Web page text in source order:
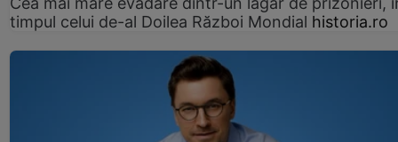
timpul celui de-al Doilea Război Mondial historia.ro